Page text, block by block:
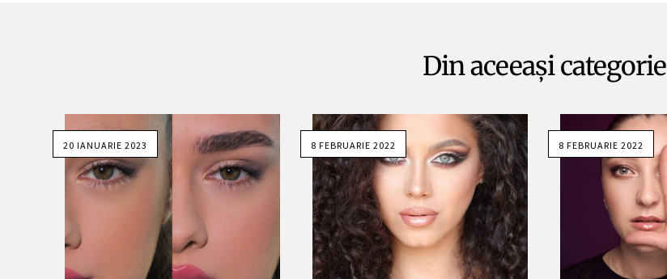
Din aceeași categorie
20 IANUARIE 2023 8 FEBRUARIE 2022 8 FEBRUARIE 2022